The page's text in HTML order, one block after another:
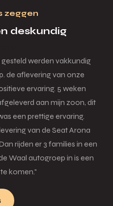
zeggen
deskundig
werden vakkundig
de aflevering van onze
ervaring. 5 weken
aan mijn zoon, dit
een prettige ervaring.
van de Seat Arona
rijden er 3 families in een
Waal autogroep in is een
komen."